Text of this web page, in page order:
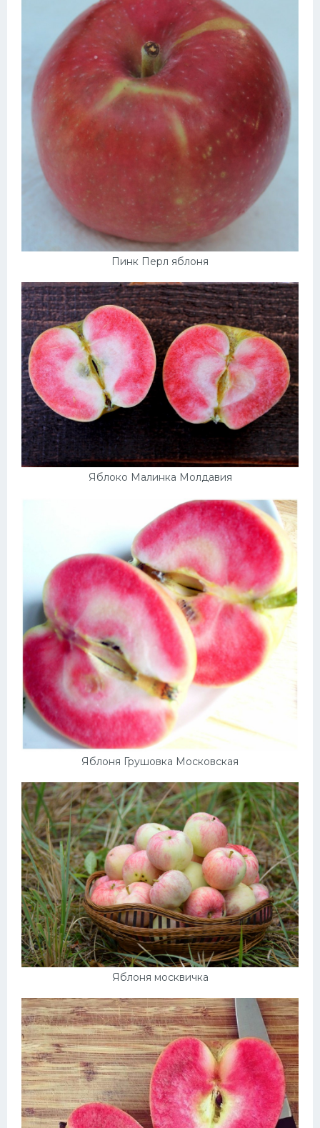
Пинк Перл яблоня
Яблоко Малинка Молдавия
Яблоня Грушовка Московская
Яблоня москвичка